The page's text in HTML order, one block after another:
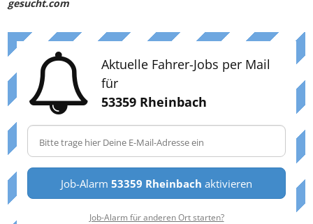
gesucht.com
Aktuelle Fahrer-Jobs per Mail
für
53359 Rheinbach
Job-Alarm 53359 Rheinbach aktivieren
Job-Alarm für anderen Ort starten?